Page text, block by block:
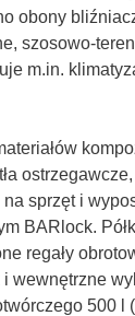
obony
szosowo-
m.in.
sprzęt i
BARlock.
regały
500